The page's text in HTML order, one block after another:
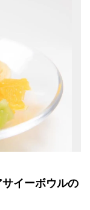
イーボウルの